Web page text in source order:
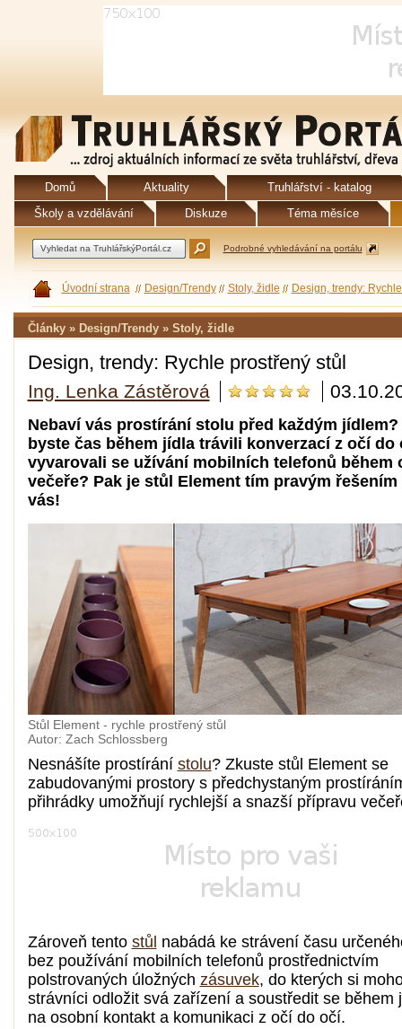
Domů Aktuality
Truhlářství - katalog
Školy a vzdělávání
Diskuze Téma měsíce
Podrobné vyhledávání na portálu
Úvodní strana Design/Trendy Stoly, židle Design, trendy:
Články » Design/Trendy » Stoly, židle
Design, trendy: Rychle prostřený stůl
Ing. Lenka Zástěrová
Nebaví vás prostírání stolu před každým jídlem?
byste čas během jídla trávili konverzací z očí do
vyvarovali se užívání mobilních telefonů během
večeře? Pak je stůl Element tím pravým
vás!
Stůl Element - rychle prostřený stůl
Autor: Zach Schlossberg
Nesnášíte prostírání stolu? Zkuste stůl Element se
zabudovanými prostory s předchystaným
přihrádky umožňují rychlejší a snazší přípravu
Zároveň tento stůl nabádá ke strávení času
bez používání mobilních telefonů prostřednictvím
polstrovaných úložných zásuvek, do kterých si
strávníci odložit svá zařízení a soustředit se během
na osobní kontakt a komunikaci z očí do očí.